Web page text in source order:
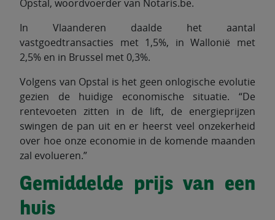
Opstal, woordvoerder van Notaris.be.
In Vlaanderen daalde het aantal
vastgoedtransacties met 1,5%, in Wallonië met
2,5% en in Brussel met 0,3%.
Volgens van Opstal is het geen onlogische evolutie
gezien de huidige economische situatie. “De
rentevoeten zitten in de lift, de energieprijzen
swingen de pan uit en er heerst veel onzekerheid
over hoe onze economie in de komende maanden
zal evolueren.”
Gemiddelde prijs van een
huis